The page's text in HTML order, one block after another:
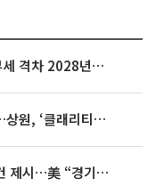
종부세 개편에도…1·3주택 종부세 격차 2028년부터 확대
미국, 가상자산 포괄 규제 속도…상원, ‘클래리티법’ 9월 절차투표 추진
이란, 미국에 호르무즈 합의 조건 제시…美 “경기 아직 안 끝나” [종합]